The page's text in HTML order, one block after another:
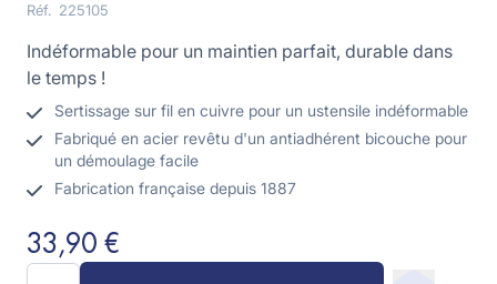
Réf. 225105
Indéformable pour un maintien parfait, durable dans
le temps !
Sertissage sur fil en cuivre pour un ustensile indéformable
Fabriqué en acier revêtu d'un antiadhérent bicouche pour
un démoulage facile
Fabrication française depuis 1887
33,90 €